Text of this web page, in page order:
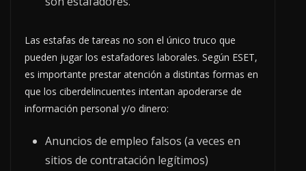
Las estafas de tareas no son el único truco que
pueden jugar los estafadores laborales. Según ESET,
es importante prestar atención a distintas formas en
que los ciberdelincuentes intentan apoderarse de
información personal y/o dinero:
Anuncios de empleo falsos (a veces en
sitios de contratación legítimos)